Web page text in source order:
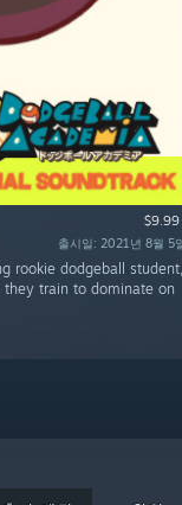
$9.99
출시일: 2021년 8월 5
rookie dodgeball student,
they train to dominate on